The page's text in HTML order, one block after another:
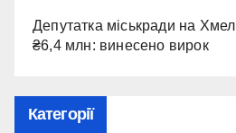
Депутатка міськради на
₴6,4 млн: винесено вирок
Категорії